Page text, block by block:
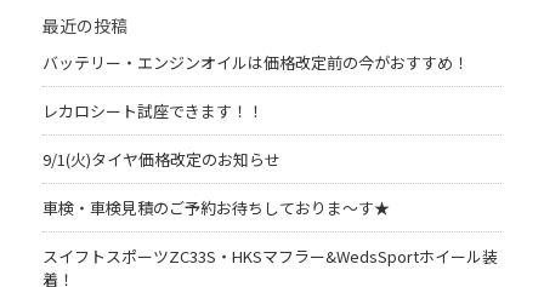
最近の投稿
バッテリー・エンジンオイルは価格改定前の今がおすすめ！
レカロシート試座できます！！
9/1(火)タイヤ価格改定のお知らせ
車検・車検見積のご予約お待ちしておりま～す★
スイフトスポーツZC33S・HKSマフラー&WedsSportホイール装
着！